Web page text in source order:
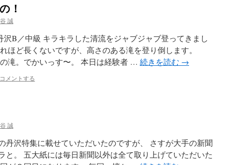
！
誠
沢B／中級 キラキラした清流をジャブジャブ登ってきまし
ほど長くないですが、高さのある滝を登り倒します。
滝。でかいっす〜。 本日は経験者 … 続きを読む →
コメントする
誠
丹沢特集に載せていただいたのですが、 さすが大手の新聞
と。 五大紙には毎日新聞以外は全て取り上げていただいた